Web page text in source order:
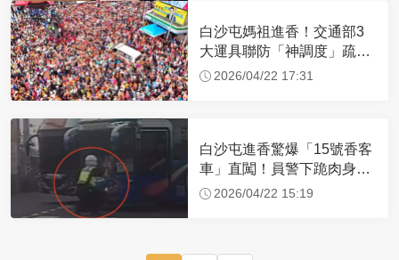
白沙屯媽祖進香！交通部3
大運具聯防「神調度」疏運
32.1萬創新高
2026/04/22 17:31
白沙屯進香驚爆「15號香客
車」直闖！員警下跪肉身擋
車：讓行人先過
2026/04/22 15:19